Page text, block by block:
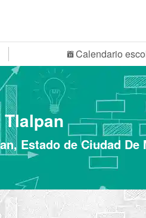
Calendario
Estado de Ciudad De